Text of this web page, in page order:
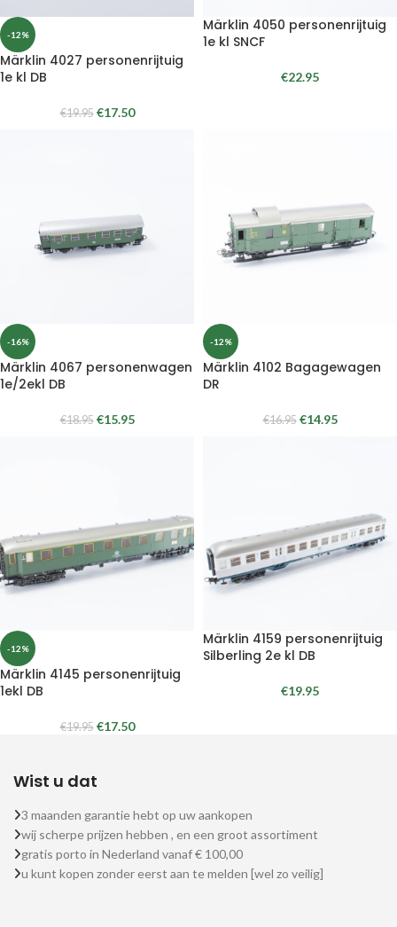
-12%
Märklin 4027 personenrijtuig
1e kl DB
€19.95 €17.50
Märklin 4050 personenrijtuig
1e kl SNCF
€22.95
-16%
Märklin 4067 personenwagen
1e/2ekl DB
€18.95 €15.95
-12%
Märklin 4102 Bagagewagen
DR
€16.95 €14.95
-12%
Märklin 4145 personenrijtuig
1ekl DB
€19.95 €17.50
Märklin 4159 personenrijtuig
Silberling 2e kl DB
€19.95
Wist u dat
3 maanden garantie hebt op uw aankopen
wij scherpe prijzen hebben , en een groot assortiment
gratis porto in Nederland vanaf € 100,00
u kunt kopen zonder eerst aan te melden [wel zo veilig]